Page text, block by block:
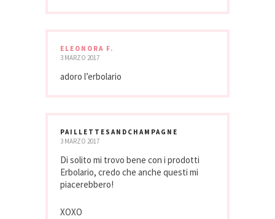
ELEONORA F.
3 MARZO 2017
adoro l’erbolario
PAILLETTESANDCHAMPAGNE
3 MARZO 2017
Di solito mi trovo bene con i prodotti
Erbolario, credo che anche questi mi
piacerebbero!
XOXO